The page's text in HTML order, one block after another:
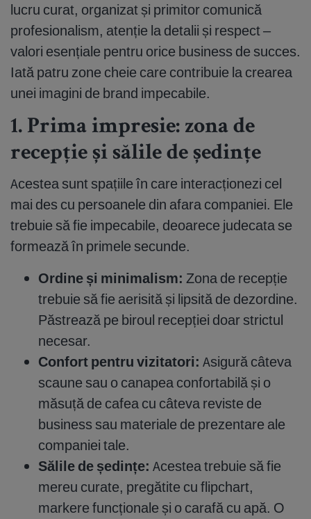
lucru curat, organizat și primitor comunică
profesionalism, atenție la detalii și respect –
valori esențiale pentru orice business de succes.
Iată patru zone cheie care contribuie la crearea
unei imagini de brand impecabile.
1. Prima impresie: zona de
recepție și sălile de ședințe
Acestea sunt spațiile în care interacționezi cel
mai des cu persoanele din afara companiei. Ele
trebuie să fie impecabile, deoarece judecata se
formează în primele secunde.
Ordine și minimalism: Zona de recepție
trebuie să fie aerisită și lipsită de dezordine.
Păstrează pe biroul recepției doar strictul
necesar.
Confort pentru vizitatori: Asigură câteva
scaune sau o canapea confortabilă și o
măsuță de cafea cu câteva reviste de
business sau materiale de prezentare ale
companiei tale.
Sălile de ședințe: Acestea trebuie să fie
mereu curate, pregătite cu flipchart,
markere funcționale și o carafă cu apă. O